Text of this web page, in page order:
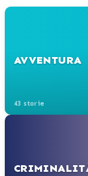
AVVENTURA
43 storie